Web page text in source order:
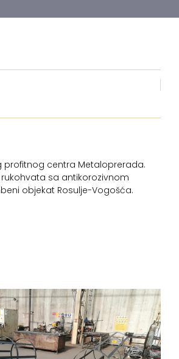
profitnog centra Metaloprerada.
sa antikorozivnom
objekat Rosulje-Vogošća.